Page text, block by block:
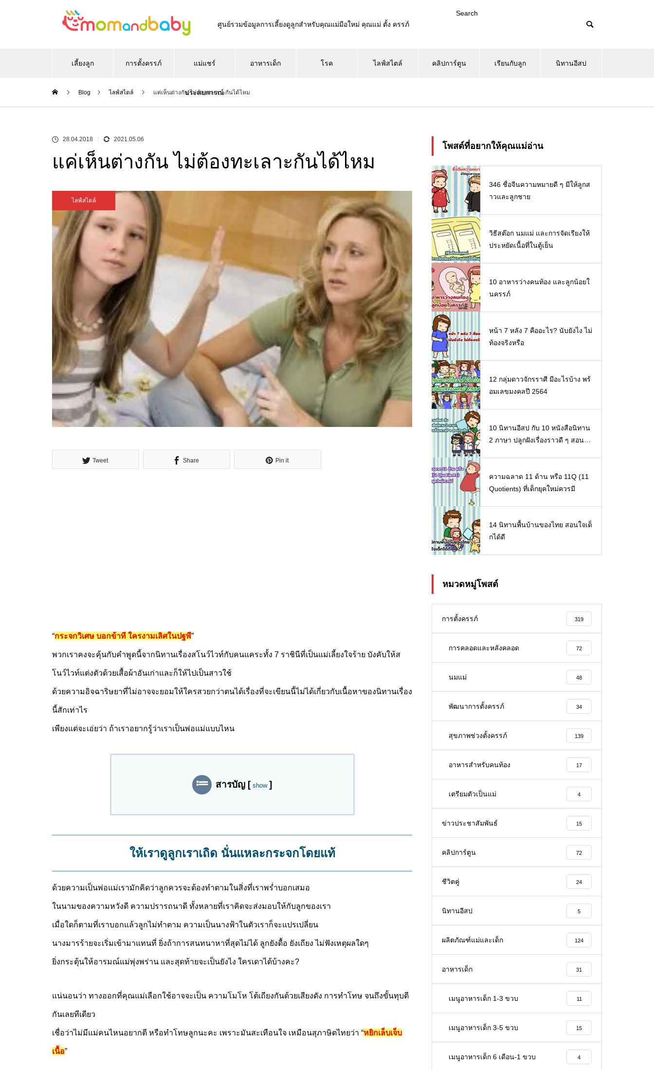
ศูนย์รวมข้อมูลการเลี้ยงดูลูกสำหรับคุณแม่มือใหม่ คุณแม่ ตั้ง ครรภ์
Search
เลี้ยงลูก การตั้งครรภ์ แม่แชร์
ประสบการณ์
อาหารเด็ก โรค ไลฟ์สไตล์ คลิปการ์ตูน เรียนกับลูก นิทานอีสป
Blog ไลฟ์สไตล์ แค่เห็นต่างกัน ไม่ต้องทะเลาะกันได้ไหม
28.04.2018 2021.05.06
แค่เห็นต่างกัน ไม่ต้องทะเลาะกันได้ไหม
ไลฟ์สไตล์
Tweet Share Pin it
“กระจกวิเศษ บอกข้าที ใครงามเลิศในปฐพี”
พวกเราคงจะคุ้นกับคำพูดนี้จากนิทานเรื่องสโนว์ไวท์กับคนแคระทั้ง 7 ราชินีที่เป็นแม่เลี้ยงใจร้าย บังคับให้ส
โนว์ไวท์แต่งตัวด้วยเสื้อผ้าอันเก่าและก็ให้ไปเป็นสาวใช้
ด้วยความอิจฉาริษยาที่ไม่อาจจะยอมให้ใครสวยกว่าตนได้เรื่องที่จะเขียนนี้ไม่ได้เกี่ยวกับเนื้อหาของนิทานเรื่อง
นี้สักเท่าไร
เพียงแต่จะเอ่ยว่า ถ้าเราอยากรู้ว่าเราเป็นพ่อแม่แบบไหน
สารบัญ [ show ]
ให้เราดูลูกเราเถิด นั่นแหละกระจกโดยแท้
ด้วยความเป็นพ่อแม่เรามักคิดว่าลูกควรจะต้องทำตามในสิ่งที่เราพร่ำบอกเสมอ
ในนามของความหวังดี ความปรารถนาดี ทั้งหลายที่เราคิดจะส่งมอบให้กับลูกของเรา
เมื่อใดก็ตามที่เราบอกแล้วลูกไม่ทำตาม ความเป็นนางฟ้าในตัวเราก็จะแปรเปลี่ยน
นางมารร้ายจะเริ่มเข้ามาแทนที่ ยิ่งถ้าการสนทนาหาที่สุดไม่ได้ ลูกยังดื้อ ยังเถียง ไม่ฟังเหตุผลใดๆ
ยิ่งกระตุ้นให้อารมณ์แม่พุ่งพร่าน และสุดท้ายจะเป็นยังไง ใครเดาได้บ้างคะ?
แน่นอนว่า ทางออกที่คุณแม่เลือกใช้อาจจะเป็น ความโมโห โต้เถียงกันด้วยเสียงดัง การทำโทษ จนถึงขั้นทุบตี
กันเลยทีเดียว
เชื่อว่าไม่มีแม่คนไหนอยากตี หรือทำโทษลูกนะคะ เพราะมันสะเทือนใจ เหมือนสุภาษิตไทยว่า “หยิกเล็บเจ็บ
เนื้อ”
โพสต์ที่อยากให้คุณแม่อ่าน
346 ชื่อจีนความหมายดี ๆ มีให้ลูกส
าวและลูกชาย
วิธีสต๊อก นมแม่ และการจัดเรียงให้
ประหยัดเนื้อที่ในตู้เย็น
10 อาหารว่างคนท้อง และลูกน้อยใ
นครรภ์
หน้า 7 หลัง 7 คืออะไร? นับยังไง ไม่
ท้องจริงหรือ
12 กลุ่มดาวจักรราศี มีอะไรบ้าง พร้
อมเลขมงคลปี 2564
10 นิทานอีสป กับ 10 หนังสือนิทาน
2 ภาษา ปลูกฝังเรื่องราวดี ๆ สอนใจ
ความฉลาด 11 ด้าน หรือ 11Q (11
Quotients) ที่เด็กยุคใหม่ควรมี
14 นิทานพื้นบ้านของไทย สอนใจเด็
กได้ดี
หมวดหมู่โพสต์
การตั้งครรภ์ 319
การคลอดและหลังคลอด 72
นมแม่ 48
พัฒนาการตั้งครรภ์ 34
สุขภาพช่วงตั้งครรภ์ 139
อาหารสําหรับคนท้อง 17
เตรียมตัวเป็นแม่ 4
ข่าวประชาสัมพันธ์ 15
คลิปการ์ตูน 72
ชีวิตคู่ 24
นิทานอีสป 5
ผลิตภัณฑ์แม่และเด็ก 124
อาหารเด็ก 31
เมนูอาหารเด็ก 1-3 ขวบ 11
เมนูอาหารเด็ก 3-5 ขวบ 15
เมนูอาหารเด็ก 6 เดือน-1 ขวบ 4